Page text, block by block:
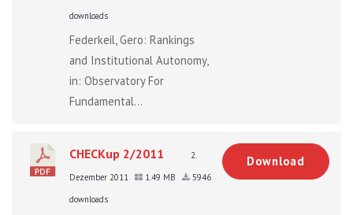
downloads
Federkeil, Gero: Rankings
and Institutional Autonomy,
in: Observatory For
Fundamental...
CHECKup 2/2011
2.
Dezember 2011
1.49 MB
5946
downloads
Download